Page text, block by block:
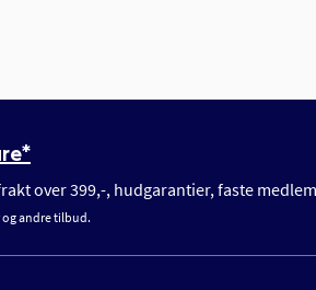
over 399,-, hudgarantier, faste
og andre tilbud.